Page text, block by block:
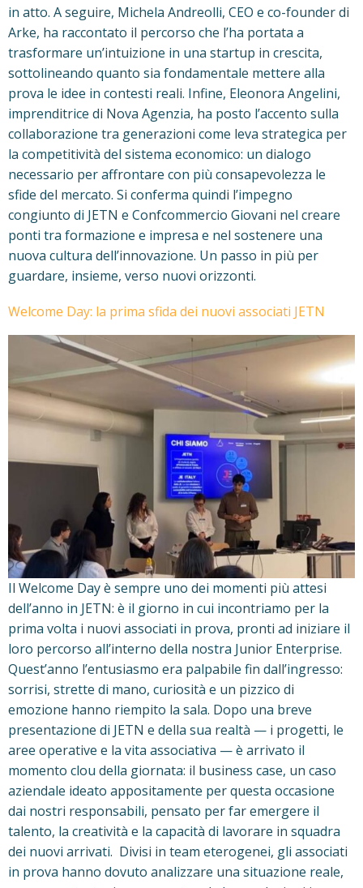
in atto. A seguire, Michela Andreolli, CEO e co-founder di
Arke, ha raccontato il percorso che l’ha portata a
trasformare un’intuizione in una startup in crescita,
sottolineando quanto sia fondamentale mettere alla
prova le idee in contesti reali. Infine, Eleonora Angelini,
imprenditrice di Nova Agenzia, ha posto l’accento sulla
collaborazione tra generazioni come leva strategica per
la competitività del sistema economico: un dialogo
necessario per affrontare con più consapevolezza le
sfide del mercato. Si conferma quindi l’impegno
congiunto di JETN e Confcommercio Giovani nel creare
ponti tra formazione e impresa e nel sostenere una
nuova cultura dell’innovazione. Un passo in più per
guardare, insieme, verso nuovi orizzonti.
Welcome Day: la prima sfida dei nuovi associati JETN
Il Welcome Day è sempre uno dei momenti più attesi
dell’anno in JETN: è il giorno in cui incontriamo per la
prima volta i nuovi associati in prova, pronti ad iniziare il
loro percorso all’interno della nostra Junior Enterprise.
Quest’anno l’entusiasmo era palpabile fin dall’ingresso:
sorrisi, strette di mano, curiosità e un pizzico di
emozione hanno riempito la sala. Dopo una breve
presentazione di JETN e della sua realtà — i progetti, le
aree operative e la vita associativa — è arrivato il
momento clou della giornata: il business case, un caso
aziendale ideato appositamente per questa occasione
dai nostri responsabili, pensato per far emergere il
talento, la creatività e la capacità di lavorare in squadra
dei nuovi arrivati. Divisi in team eterogenei, gli associati
in prova hanno dovuto analizzare una situazione reale,